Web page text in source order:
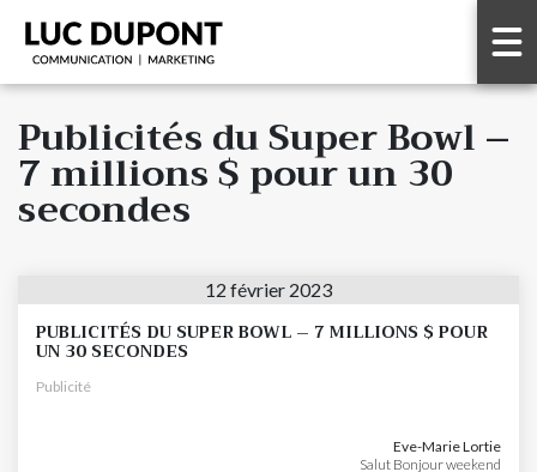
Publicités du Super Bowl –
7 millions $ pour un 30
secondes
12 février 2023
PUBLICITÉS DU SUPER BOWL – 7 MILLIONS $ POUR
UN 30 SECONDES
Publicité
Eve-Marie Lortie
Salut Bonjour weekend